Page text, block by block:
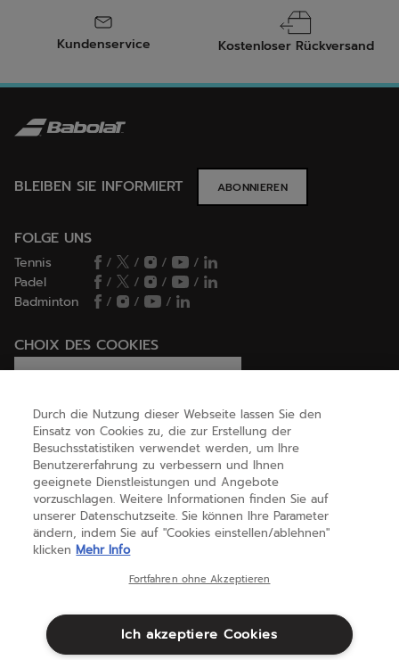
Kundenservice Kostenloser Rückversand
BLEIBEN SIE INFORMIERT ABONNIEREN
FOLGE UNS
Tennis / / /
/
Padel
/ / /
/
Badminton
/ / /
CHOIX DES COOKIES
HILFE
ÜBER UNS
(deutsch)
Durch die Nutzung dieser Webseite lassen Sie den
Einsatz von Cookies zu, die zur Erstellung der
Besuchsstatistiken verwendet werden, um Ihre
Benutzererfahrung zu verbessern und Ihnen
geeignete Dienstleistungen und Angebote
vorzuschlagen. Weitere Informationen finden Sie auf
unserer Datenschutzseite. Sie können Ihre Parameter
ändern, indem Sie auf "Cookies einstellen/ablehnen"
klicken Mehr Info
Fortfahren ohne Akzeptieren
Ich akzeptiere Cookies